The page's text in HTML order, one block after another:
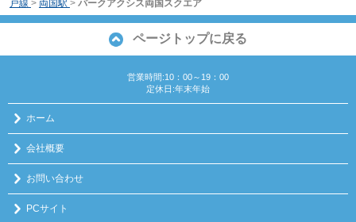
戸線 > 両国駅 > パークアクシス両国スクエア
ページトップに戻る
営業時間:10：00～19：00
定休日:年末年始
ホーム
会社概要
お問い合わせ
PCサイト